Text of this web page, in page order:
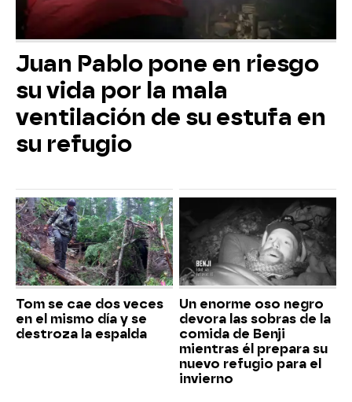
Juan Pablo pone en riesgo
su vida por la mala
ventilación de su estufa en
su refugio
Tom se cae dos veces
en el mismo día y se
destroza la espalda
Un enorme oso negro
devora las sobras de la
comida de Benji
mientras él prepara su
nuevo refugio para el
invierno